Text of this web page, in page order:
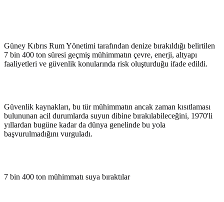
Güney Kıbrıs Rum Yönetimi tarafından denize bırakıldığı belirtilen
7 bin 400 ton süresi geçmiş mühimmatın çevre, enerji, altyapı
faaliyetleri ve güvenlik konularında risk oluşturduğu ifade edildi.
Güvenlik kaynakları, bu tür mühimmatın ancak zaman kısıtlaması
bulununan acil durumlarda suyun dibine bırakılabileceğini, 1970'li
yıllardan bugüne kadar da dünya genelinde bu yola
başvurulmadığını vurguladı.
7 bin 400 ton mühimmatı suya bıraktılar